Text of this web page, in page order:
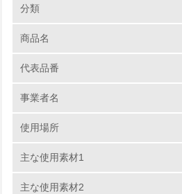
1.環境取り組み体制
No.
対応も実施し、より早く、
省資源、部品の再使用
を使用しております。
商品の入替え等で回収を要
分類
商品名
代表品番
事業者名
使用場所
主な使用素材1
主な使用素材2